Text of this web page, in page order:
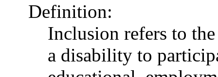
Definition:
Inclusion refers to
a disability to